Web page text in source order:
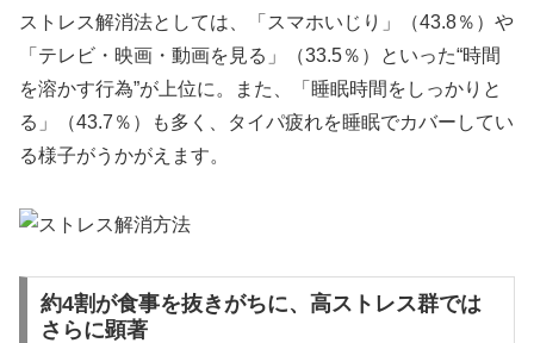
ストレス解消法としては、「スマホいじり」（43.8％）や
「テレビ・映画・動画を見る」（33.5％）といった“時間
を溶かす行為”が上位に。また、「睡眠時間をしっかりと
る」（43.7％）も多く、タイパ疲れを睡眠でカバーしてい
る様子がうかがえます。
約4割が食事を抜きがちに、高ストレス群では
さらに顕著